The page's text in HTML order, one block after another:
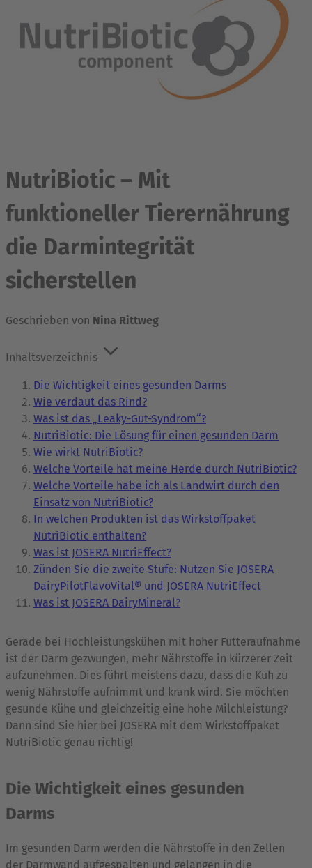
NutriBiotic – Mit
funktioneller Tierernährung
die Darmintegrität
sicherstellen
Geschrieben von Nina Rittweg
Inhaltsverzeichnis
Die Wichtigkeit eines gesunden Darms
Wie verdaut das Rind?
Was ist das „Leaky-Gut-Syndrom“?
NutriBiotic: Die Lösung für einen gesunden Darm
Wie wirkt NutriBiotic?
Welche Vorteile hat meine Herde durch NutriBiotic?
Welche Vorteile habe ich als Landwirt durch den
Einsatz von NutriBiotic?
In welchen Produkten ist das Wirkstoffpaket
NutriBiotic enthalten?
Was ist JOSERA NutriEffect?
Zünden Sie die zweite Stufe: Nutzen Sie JOSERA
DairyPilotFlavoVital® und JOSERA NutriEffect
Was ist JOSERA DairyMineral?
Gerade bei Hochleistungskühen mit hoher Futteraufnahme
ist der Darm gezwungen, mehr Nährstoffe in kürzerer Zeit
aufzunehmen. Dies führt meistens dazu, dass die Kuh zu
wenig Nährstoffe aufnimmt und krank wird. Sie möchten
gesunde Kühe und gleichzeitig eine hohe Milchleistung?
Dann sind Sie hier bei JOSERA mit dem Wirkstoffpaket
NutriBiotic genau richtig!
Die Wichtigkeit eines gesunden
Darms
Im gesunden Darm werden die Nährstoffe in den Zellen
der Darmwand aufgespalten und gelangen in die